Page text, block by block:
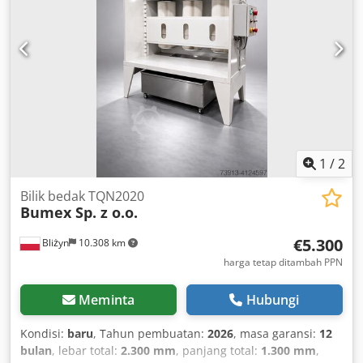
1 /2
Bliżyn 10.308 km
Bilik bedak TQN2020
Bumex Sp. z o.o.
€5.300
harga tetap ditambah PPN
Meminta Hubungi
Kondisi: baru, Tahun pembuatan: 2026, masa garansi: 12
bulan, lebar total: 2.300 mm, panjang total: 1.300 mm,